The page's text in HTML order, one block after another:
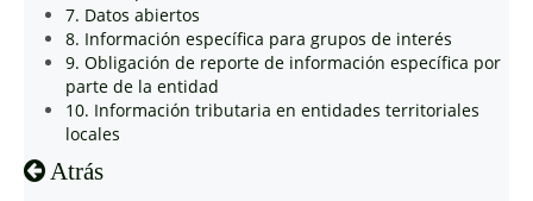
7. Datos abiertos
8. Información específica para grupos de interés
9. Obligación de reporte de información específica por
parte de la entidad
10. Información tributaria en entidades territoriales
locales
Atrás